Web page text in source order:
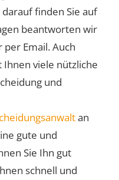
finden Sie auf
beantworten wir
Email. Auch
Ihnen viele nützliche
und
an
gute und
Sie Ihn gut
schnell und